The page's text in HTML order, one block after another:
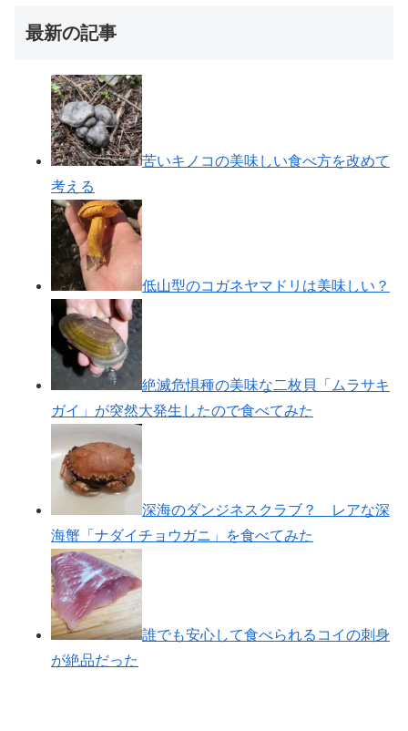
最新の記事
苦いキノコの美味しい食べ方を改めて
考える
低山型のコガネヤマドリは美味しい？
絶滅危惧種の美味な二枚貝「ムラサキ
ガイ」が突然大発生したので食べてみた
深海のダンジネスクラブ？ レアな深
海蟹「ナダイチョウガニ」を食べてみた
誰でも安心して食べられるコイの刺身
が絶品だった